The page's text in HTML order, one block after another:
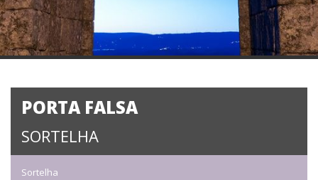
PORTA FALSA
SORTELHA
Sortelha